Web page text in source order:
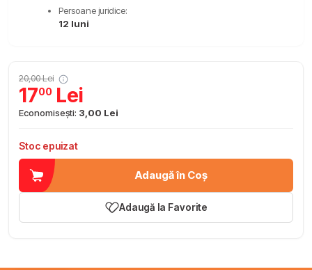
Persoane juridice:
12 luni
20,00 Lei
1700 Lei
Economisești: 3,00 Lei
Stoc epuizat
Adaugă în Coș
Adaugă la Favorite